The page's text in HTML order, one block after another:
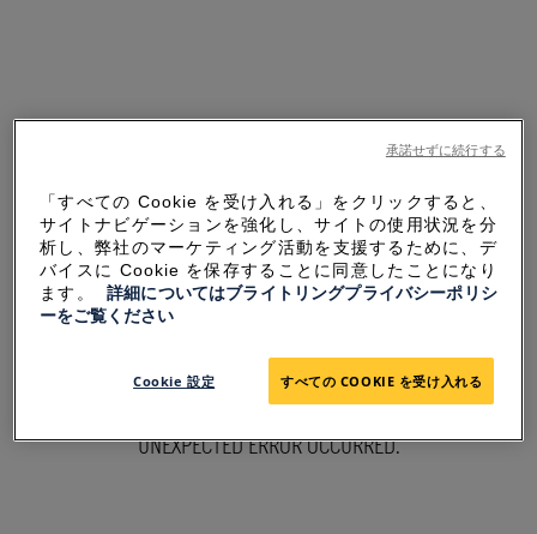
SORRY FOR THE
INCONVENIENCE
UNEXPECTED ERROR OCCURRED.
「すべての Cookie を受け入れる」をクリックすると、
サイトナビゲーションを強化し、サイトの使用状況を分
析し、弊社のマーケティング活動を支援するために、デ
バイスに Cookie を保存することに同意したことになり
ます。
詳細についてはブライトリングプライバシーポリシ
ーをご覧ください
Cookie 設定 すべての COOKIE を受け入れる
承諾せずに続行する